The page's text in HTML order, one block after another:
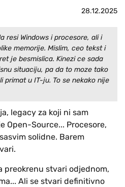
28.12.2025
resi Windows i procesore, ali i
memorije. Mislim, ceo tekst i
je besmislica. Kinezi ce sada
situaciju, pa da to moze tako
primat u IT-ju. To se nekako nije
legacy za koji ni sam
Open-Source... Procesore,
solidne. Barem
preokrenu stvari odjednom,
Ali se stvari definitivno